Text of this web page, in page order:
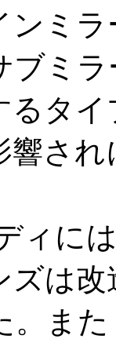
ンミ
ブミ
るタ
響さ
ィに
ズは
。ま